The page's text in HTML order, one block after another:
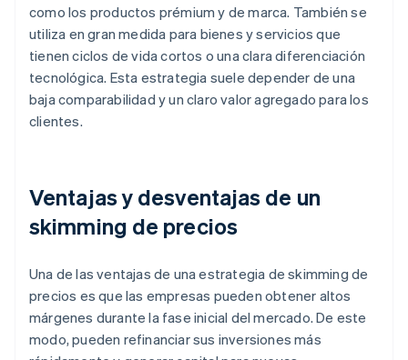
como los productos prémium y de marca. También se
utiliza en gran medida para bienes y servicios que
tienen ciclos de vida cortos o una clara diferenciación
tecnológica. Esta estrategia suele depender de una
baja comparabilidad y un claro valor agregado para los
clientes.
Ventajas y desventajas de un
skimming de precios
Una de las ventajas de una estrategia de skimming de
precios es que las empresas pueden obtener altos
márgenes durante la fase inicial del mercado. De este
modo, pueden refinanciar sus inversiones más